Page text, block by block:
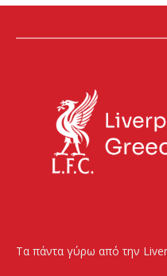
Τα πάντα γύρω από την